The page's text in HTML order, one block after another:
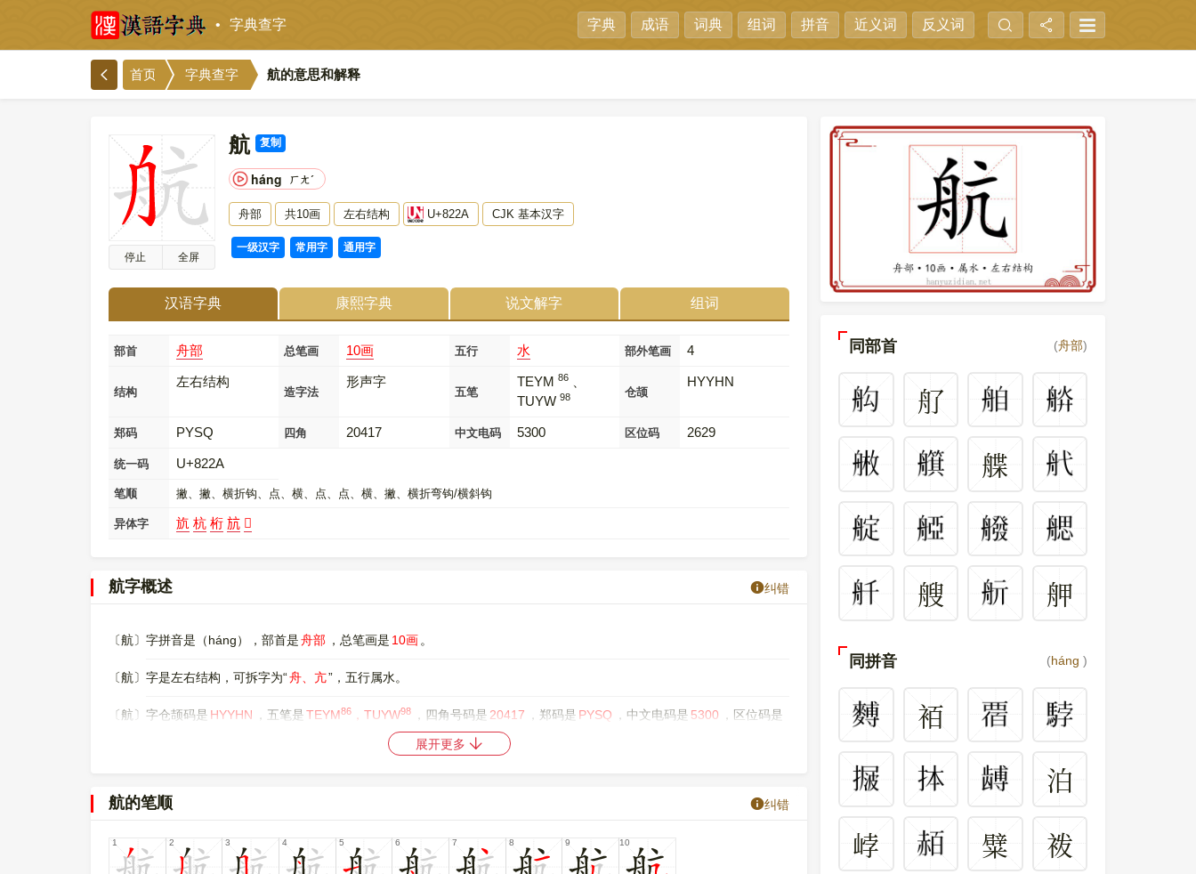
字典查字 字典 成语 词典 组词 拼音 近义词 反义词
首页 字典查字 航的意思和解释
停止 全屏
航 复制
háng ㄏㄤˊ
舟部 共10画 左右结构 U+822A CJK 基本汉字
一级汉字 常用字 通用字
汉语字典 康熙字典 说文解字 组词
部首 舟部 总笔画 10画 五行 水 部外笔画 4
结构
左右结构
造字法
形声字
五笔
TEYM 86、
TUYW 98 仓颉
HYYHN
郑码 PYSQ 四角 20417 中文电码 5300 区位码 2629
统一码 U+822A
笔顺 撇、撇、横折钩、点、横、点、点、横、撇、横折弯钩/横斜钩
异体字 斻 杭 桁 𣃚 𦨵
航字概述 纠错
〔航〕字拼音是（háng），部首是舟部 ，总笔画是 10画 。
〔航〕字是左右结构，可拆字为“舟、亢”，五行属水。
〔航〕字仓颉码是 HYYHN ，五笔是TEYM86 ，TUYW98 ，四角号码是 20417 ，郑码是 PYSQ ，中文电码是 5300
，区位码是
〔航〕字异体字是 、杭、桁 𣃚、𦨵
展开更多
航的笔顺 纠错
同部首 (舟部)
䑠
艓
艘 舺
同拼音 (háng )
袹
泊
㟑
糪
袯